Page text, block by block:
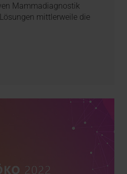
Mammadiagnostik
mittlerweile die